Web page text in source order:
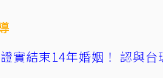
實結束14年婚姻！ 認與